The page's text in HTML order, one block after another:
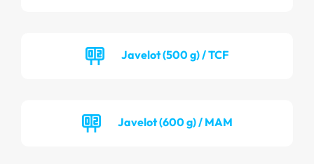
Javelot (500 g) / TCF
Javelot (600 g) / MAM